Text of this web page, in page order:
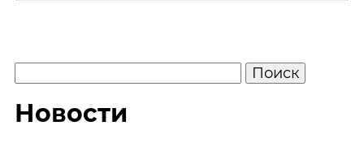
Новости